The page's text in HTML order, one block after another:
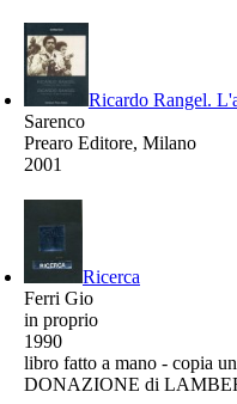
Ricardo Rangel.
Sarenco
Prearo Editore, Milano
2001
Ricerca
Ferri Gio
in proprio
1990
libro fatto a mano - copia
DONAZIONE di